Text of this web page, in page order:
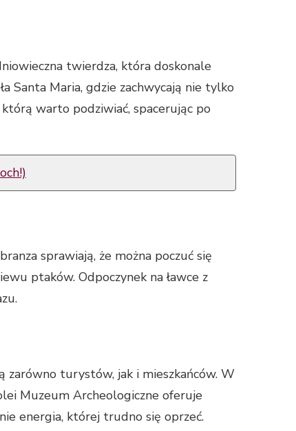
twierdza, która doskonale
Santa Maria, gdzie zachwycają nie tylko
warto podziwiać, spacerując po
sprawiają, że można poczuć się
ptaków. Odpoczynek na ławce z
turystów, jak i mieszkańców. W
Muzeum Archeologiczne oferuje
energia, której trudno się oprzeć.